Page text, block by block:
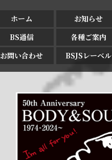
ホーム お知らせ
BS通信
各種ご案内
お問い合わせ
BSJSレーベル